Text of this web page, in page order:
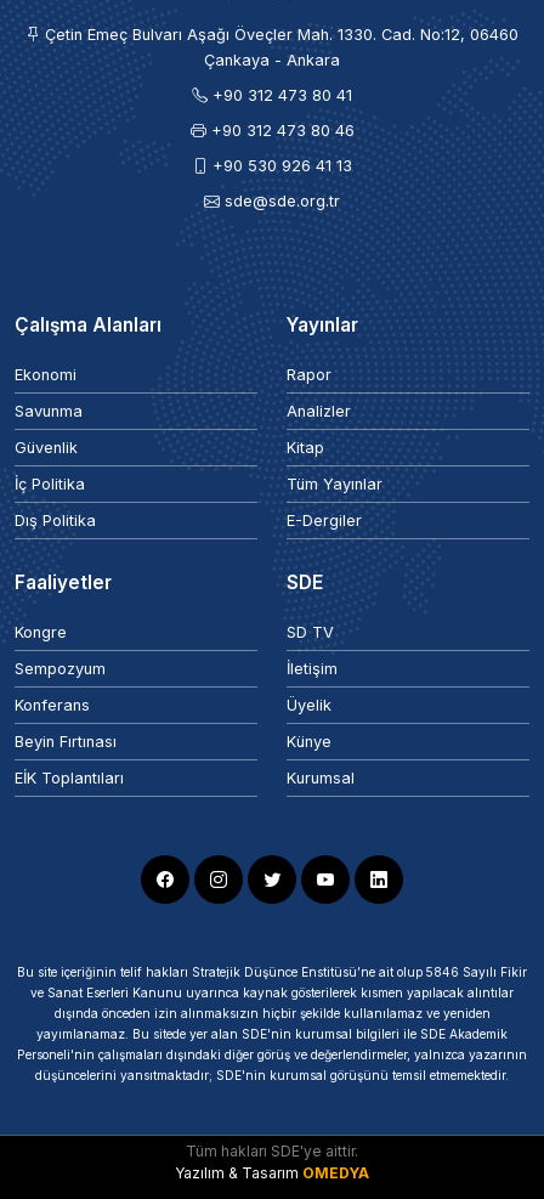
Çetin Emeç Bulvarı Aşağı Öveçler Mah. 1330. Cad. No:12, 06460
Çankaya - Ankara
+90 312 473 80 41
+90 312 473 80 46
+90 530 926 41 13
sde@sde.org.tr
Çalışma Alanları
Ekonomi
Savunma
Güvenlik
İç Politika
Dış Politika
Yayınlar
Rapor
Analizler
Kitap
Tüm Yayınlar
E-Dergiler
Faaliyetler
Kongre
Sempozyum
Konferans
Beyin Fırtınası
EİK Toplantıları
SDE
SD TV
İletişim
Üyelik
Künye
Kurumsal
Bu site içeriğinin telif hakları Stratejik Düşünce Enstitüsü’ne ait olup 5846 Sayılı Fikir
ve Sanat Eserleri Kanunu uyarınca kaynak gösterilerek kısmen yapılacak alıntılar
dışında önceden izin alınmaksızın hiçbir şekilde kullanılamaz ve yeniden
yayımlanamaz. Bu sitede yer alan SDE'nin kurumsal bilgileri ile SDE Akademik
Personeli'nin çalışmaları dışındaki diğer görüş ve değerlendirmeler, yalnızca yazarının
düşüncelerini yansıtmaktadır; SDE'nin kurumsal görüşünü temsil etmemektedir.
Tüm hakları SDE'ye aittir.
Yazılım & Tasarım OMEDYA